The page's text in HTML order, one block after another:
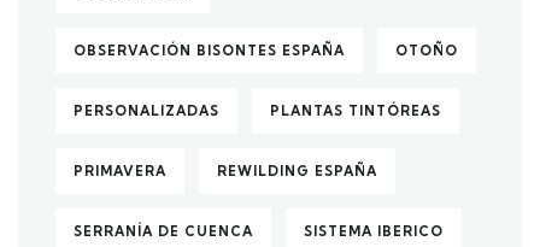
OBSERVACIÓN BISONTES ESPAÑA OTOÑO
PERSONALIZADAS PLANTAS TINTÓREAS
PRIMAVERA REWILDING ESPAÑA
SERRANÍA DE CUENCA SISTEMA IBERICO